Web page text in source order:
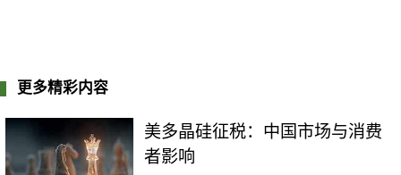
更多精彩内容
美多晶硅征税：中国市场与消费
者影响